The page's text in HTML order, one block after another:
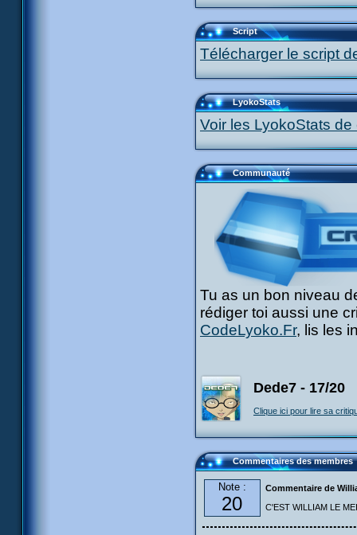
Script
Télécharger le script
LyokoStats
Voir les LyokoStats
Communauté
Tu as un bon niveau
rédiger toi aussi une
CodeLyoko.Fr, lis les
Dede7 - 17/20
Clique ici pour lire sa
Commentaires des membres
Note :
20
Commentaire de
C'EST WILLIAM LE